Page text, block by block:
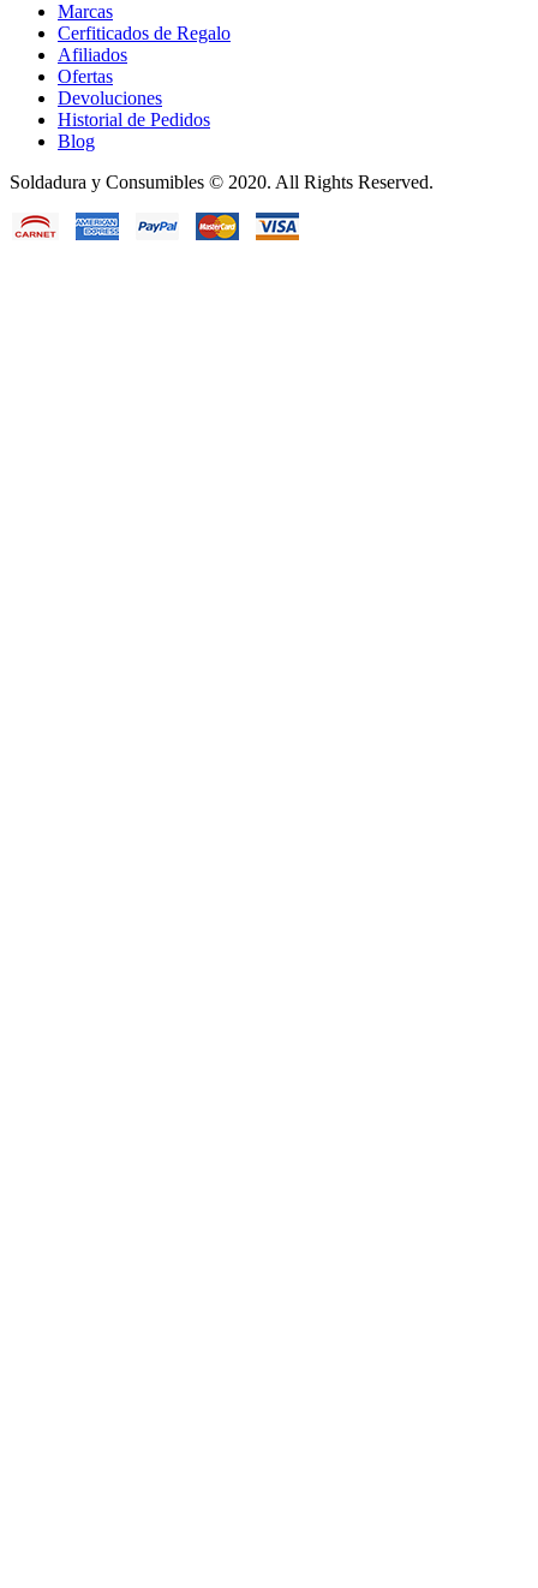
Marcas
Cerfiticados de Regalo
Afiliados
Ofertas
Devoluciones
Historial de Pedidos
Blog
Soldadura y Consumibles © 2020. All Rights Reserved.